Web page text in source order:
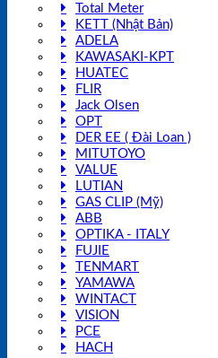
Total Meter
KETT (Nhật Bản)
ADELA
KAWASAKI-KPT
HUATEC
FLIR
Jack Olsen
OPT
DER EE ( Đài Loan )
MITUTOYO
VALUE
LUTIAN
GAS CLIP (Mỹ)
ABB
OPTIKA - ITALY
FUJIE
TENMART
YAMAWA
WINTACT
VISION
PCE
HACH